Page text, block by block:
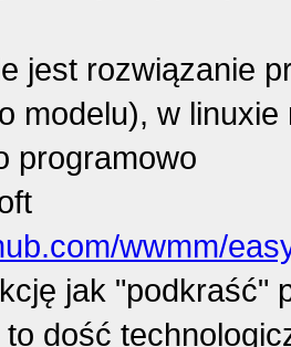
jest rozwiązanie
modelu), w
programowo
wwmm/
jak "podkraść"
to dość